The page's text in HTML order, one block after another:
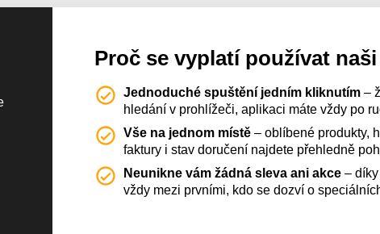
Proč se vyplatí používat
Jednoduché spuštění jedním kliknutím –
hledání v prohlížeči, aplikaci máte vždy po
Vše na jednom místě – oblíbené produkty,
faktury i stav doručení najdete přehledně
Neunikne vám žádná sleva ani akce –
vždy mezi prvními, kdo se dozví o